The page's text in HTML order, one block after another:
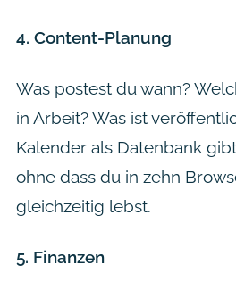
4. Content-Planung
Was postest du wann?
in Arbeit? Was ist
Kalender als Datenbank
ohne dass du in zehn
gleichzeitig lebst.
5. Finanzen